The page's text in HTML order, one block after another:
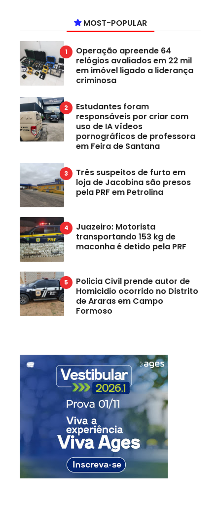
MOST-POPULAR
Operação apreende 64
relógios avaliados em 22 mil
em imóvel ligado a liderança
criminosa
Estudantes foram
responsáveis por criar com
uso de IA vídeos
pornográficos de professora
em Feira de Santana
Três suspeitos de furto em
loja de Jacobina são presos
pela PRF em Petrolina
Juazeiro: Motorista
transportando 153 kg de
maconha é detido pela PRF
Policia Civil prende autor de
Homicidio ocorrido no Distrito
de Araras em Campo
Formoso